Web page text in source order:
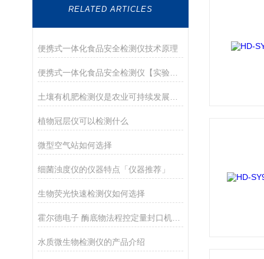
RELATED ARTICLES
便携式一体化食品安全检测仪技术原理
植物冠层仪可以检测什么
微型空气站如何选择
细菌浊度仪的仪器特点「仪器推荐」
生物荧光快速检测仪如何选择
霍尔德电子 酶底物法程控定量封口机应用领域广泛
水质微生物检测仪的产品介绍